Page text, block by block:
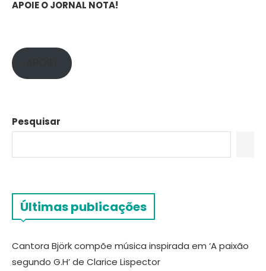
APOIE O JORNAL NOTA!
Pesquisar
Últimas publicações
Cantora Björk compõe música inspirada em ‘A paixão
segundo G.H’ de Clarice Lispector